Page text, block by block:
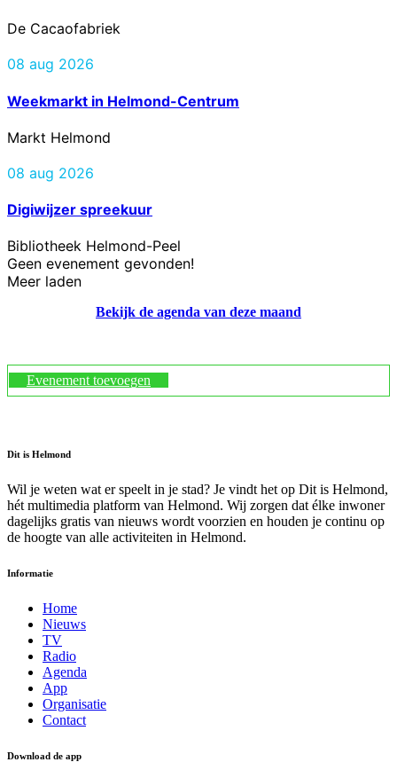
De Cacaofabriek
08 aug 2026
Weekmarkt in Helmond-Centrum
Markt Helmond
08 aug 2026
Digiwijzer spreekuur
Bibliotheek Helmond-Peel
Geen evenement gevonden!
Meer laden
Bekijk de agenda van deze maand
Evenement toevoegen
Dit is Helmond
Wil je weten wat er speelt in je stad? Je vindt het op Dit is Helmond,
hét multimedia platform van Helmond. Wij zorgen dat élke inwoner
dagelijks gratis van nieuws wordt voorzien en houden je continu op
de hoogte van alle activiteiten in Helmond.
Informatie
Home
Nieuws
TV
Radio
Agenda
App
Organisatie
Contact
Download de app